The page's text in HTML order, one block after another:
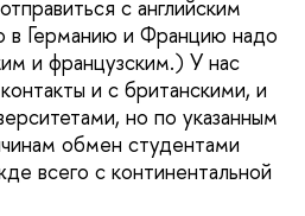
с английским
в Германию и Францию надо
и французским.) У нас
и с британскими, и
но по указанным
обмен студентами
всего с континентальной